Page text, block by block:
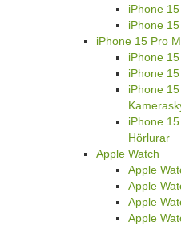
iPhone
iPhone
iPhone 15 Pro
iPhone
iPhone
iPhone
iPhone
Hörlurar
Apple Watch
Apple
Apple
Apple
Apple